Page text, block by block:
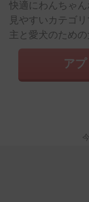
快適にわんちゃん
見やすいカテゴ
主と愛犬のための
ア